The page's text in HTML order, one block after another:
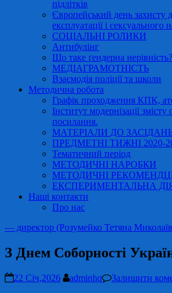
підлітків
Європейський день захисту
експлуатації і сексуального
СОЦІАЛЬНІ РОЛИКИ
Антибулінг
Що таке ґендерна нерівність?
МЕДІАГРАМОТНІСТЬ
Взаємодія поліції та школи
Методична робота
Графік проходження КПК,
Інститут модернізації змісту
посилання.
МАТЕРІАЛИ ДО
ПРЕДМЕТНІ ТИЖНІ 2020-
Тематичний період
МЕТОДИЧНІ НАРОБКИ
МЕТОДИЧНІ
ЕКСПЕРИМЕНТАЛЬНА
Наші контакти
Про нас
— директор (Розумейко Тетяна
З Днем Соборності
22 Січ,2026 adminhq Залишити